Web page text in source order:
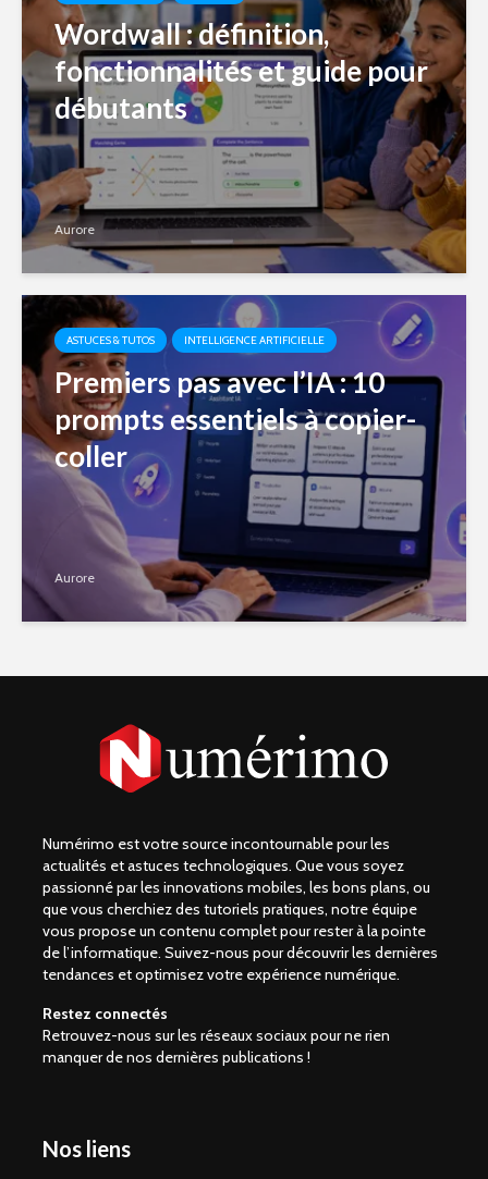
Wordwall : définition,
fonctionnalités et guide pour
débutants
Aurore
ASTUCES & TUTOS INTELLIGENCE ARTIFICIELLE
Premiers pas avec l’IA : 10
prompts essentiels à copier-
coller
Aurore
Numérimo est votre source incontournable pour les
actualités et astuces technologiques. Que vous soyez
passionné par les innovations mobiles, les bons plans, ou
que vous cherchiez des tutoriels pratiques, notre équipe
vous propose un contenu complet pour rester à la pointe
de l’informatique. Suivez-nous pour découvrir les dernières
tendances et optimisez votre expérience numérique.
Restez connectés
Retrouvez-nous sur les réseaux sociaux pour ne rien
manquer de nos dernières publications !
Nos liens